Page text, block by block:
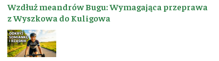
Wzdłuż meandrów Bugu: Wymagająca przeprawa
z Wyszkowa do Kuligowa